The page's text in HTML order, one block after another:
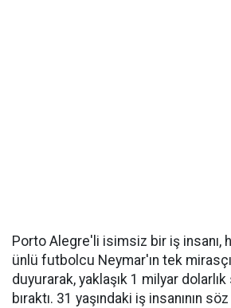
Porto Alegre'li isimsiz bir iş insanı,
ünlü futbolcu Neymar'ın tek
duyurarak, yaklaşık 1 milyar
bıraktı. 31 yaşındaki iş insanının